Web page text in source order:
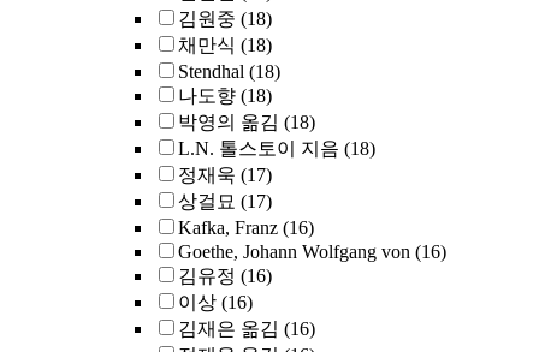
김원중 (18)
채만식 (18)
Stendhal (18)
나도향 (18)
박영의 옮김 (18)
L.N. 톨스토이 지음 (18)
정재욱 (17)
상걸묘 (17)
Kafka, Franz (16)
Goethe, Johann Wolfgang von (16)
김유정 (16)
이상 (16)
김재은 옮김 (16)